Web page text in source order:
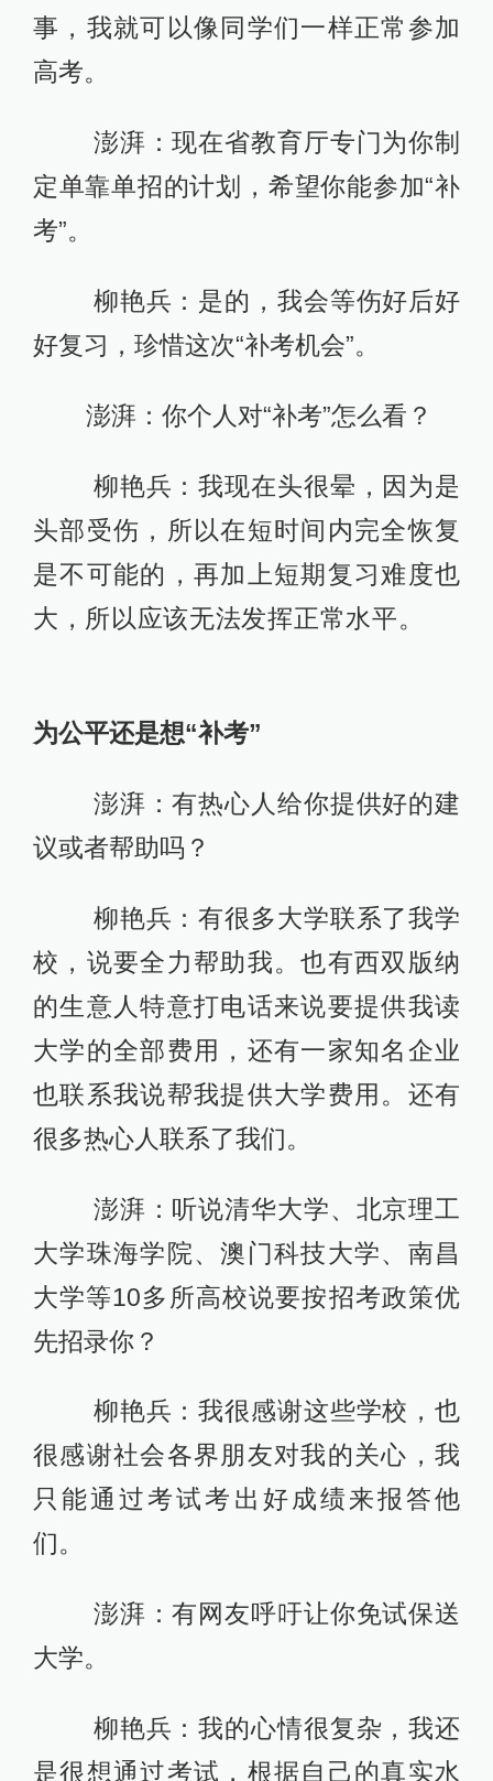
事，我就可以像同学们一样正常参加
高考。
澎湃：现在省教育厅专门为你制
定单靠单招的计划，希望你能参加“补
考”。
柳艳兵：是的，我会等伤好后好
好复习，珍惜这次“补考机会”。
澎湃：你个人对“补考”怎么看？
柳艳兵：我现在头很晕，因为是
头部受伤，所以在短时间内完全恢复
是不可能的，再加上短期复习难度也
大，所以应该无法发挥正常水平。
为公平还是想“补考”
澎湃：有热心人给你提供好的建
议或者帮助吗？
柳艳兵：有很多大学联系了我学
校，说要全力帮助我。也有西双版纳
的生意人特意打电话来说要提供我读
大学的全部费用，还有一家知名企业
也联系我说帮我提供大学费用。还有
很多热心人联系了我们。
澎湃：听说清华大学、北京理工
大学珠海学院、澳门科技大学、南昌
大学等10多所高校说要按招考政策优
先招录你？
柳艳兵：我很感谢这些学校，也
很感谢社会各界朋友对我的关心，我
只能通过考试考出好成绩来报答他
们。
澎湃：有网友呼吁让你免试保送
大学。
柳艳兵：我的心情很复杂，我还
是很想通过考试，根据自己的真实水